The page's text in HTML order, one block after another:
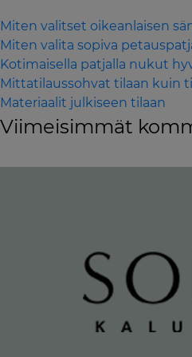
Miten valitset oikeanlaisen
Miten valita sopiva
Kotimaisella patjalla nukut
Mittatilaussohvat tilaan kuin
Materiaalit julkiseen tilaan
Viimeisimmät